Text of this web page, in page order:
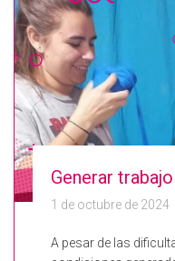
Generar
1 de octubre de 2024
A pesar de las